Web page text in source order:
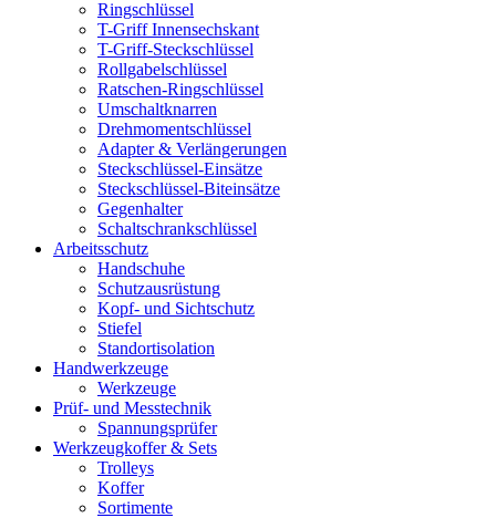
Ringschlüssel
T-Griff Innensechskant
T-Griff-Steckschlüssel
Rollgabelschlüssel
Ratschen-Ringschlüssel
Umschaltknarren
Drehmomentschlüssel
Adapter & Verlängerungen
Steckschlüssel-Einsätze
Steckschlüssel-Biteinsätze
Gegenhalter
Schaltschrankschlüssel
Arbeitsschutz
Handschuhe
Schutzausrüstung
Kopf- und Sichtschutz
Stiefel
Standortisolation
Handwerkzeuge
Werkzeuge
Prüf- und Messtechnik
Spannungsprüfer
Werkzeugkoffer & Sets
Trolleys
Koffer
Sortimente